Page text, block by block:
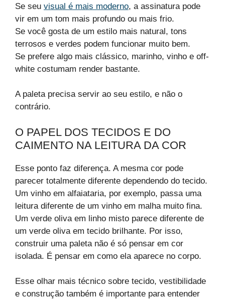
Se seu visual é mais moderno, a assinatura pode
vir em um tom mais profundo ou mais frio.
Se você gosta de um estilo mais natural, tons
terrosos e verdes podem funcionar muito bem.
Se prefere algo mais clássico, marinho, vinho e off-
white costumam render bastante.
A paleta precisa servir ao seu estilo, e não o
contrário.
O PAPEL DOS TECIDOS E DO
CAIMENTO NA LEITURA DA COR
Esse ponto faz diferença. A mesma cor pode
parecer totalmente diferente dependendo do tecido.
Um vinho em alfaiataria, por exemplo, passa uma
leitura diferente de um vinho em malha muito fina.
Um verde oliva em linho misto parece diferente de
um verde oliva em tecido brilhante. Por isso,
construir uma paleta não é só pensar em cor
isolada. É pensar em como ela aparece no corpo.
Esse olhar mais técnico sobre tecido, vestibilidade
e construção também é importante para entender